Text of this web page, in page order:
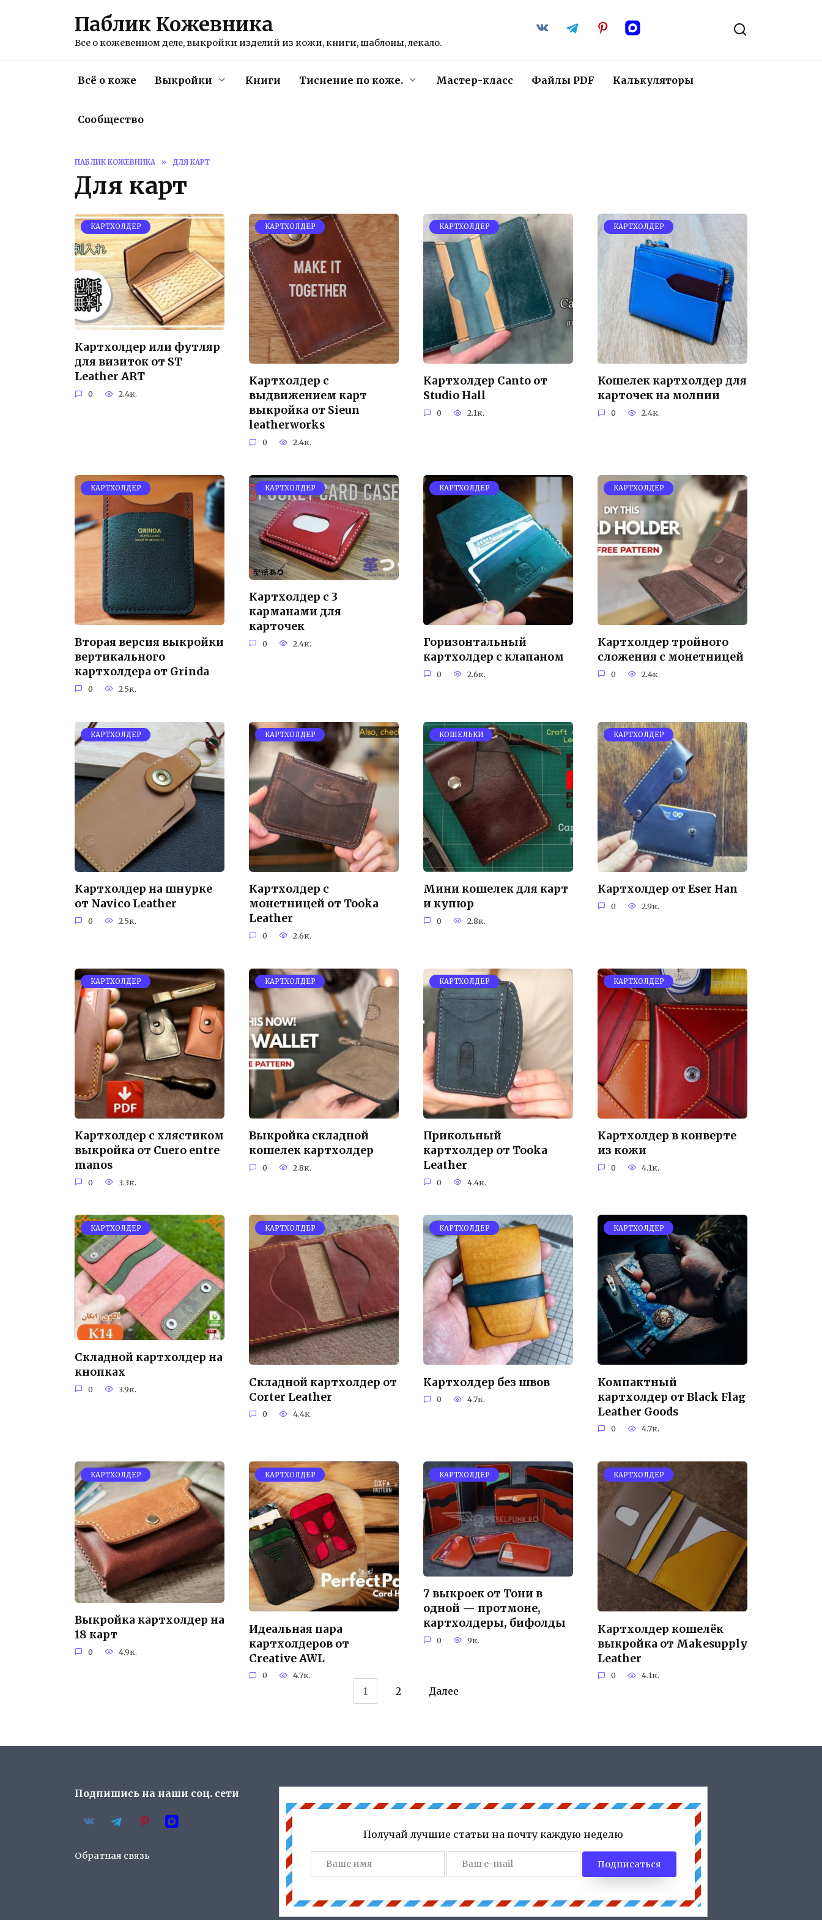
Паблик Кожевника
Все о кожевенном деле, выкройки изделий из кожи, книги, шаблоны, лекало.
Всё о коже Выкройки Книги Тиснение по коже. Мастер-класс Файлы PDF Калькуляторы
Сообщество
ПАБЛИК КОЖЕВНИКА » ДЛЯ КАРТ
Для карт
КАРТХОЛДЕР
Картхолдер или футляр
для визиток от ST
Leather ART
0 2.4к.
КАРТХОЛДЕР
Картхолдер с
выдвижением карт
выкройка от Sieun
leatherworks
0 2.4к.
КАРТХОЛДЕР
Картхолдер Canto от
Studio Hall
0 2.1к.
КАРТХОЛДЕР
Кошелек картхолдер для
карточек на молнии
0 2.4к.
КАРТХОЛДЕР
Вторая версия выкройки
вертикального
картхолдера от Grinda
0 2.5к.
КАРТХОЛДЕР
Картхолдер с 3
карманами для
карточек
0 2.4к.
КАРТХОЛДЕР
Горизонтальный
картхолдер с клапаном
0 2.6к.
КАРТХОЛДЕР
Картхолдер тройного
сложения с монетницей
0 2.4к.
КАРТХОЛДЕР
Картхолдер на шнурке
от Navico Leather
0 2.5к.
КАРТХОЛДЕР
Картхолдер с
монетницей от Tooka
Leather
0 2.6к.
КОШЕЛЬКИ
Мини кошелек для карт
и купюр
0 2.8к.
КАРТХОЛДЕР
Картхолдер от Eser Han
0 2.9к.
КАРТХОЛДЕР
Картхолдер с хлястиком
выкройка от Cuero entre
manos
0 3.3к.
КАРТХОЛДЕР
Выкройка складной
кошелек картхолдер
0 2.8к.
КАРТХОЛДЕР
Прикольный
картхолдер от Tooka
Leather
0 4.4к.
КАРТХОЛДЕР
Картхолдер в конверте
из кожи
0 4.1к.
КАРТХОЛДЕР
Складной картхолдер на
кнопках
0 3.9к.
КАРТХОЛДЕР
Складной картхолдер от
Corter Leather
0 4.4к.
КАРТХОЛДЕР
Картхолдер без швов
0 4.7к.
КАРТХОЛДЕР
Компактный
картхолдер от Black Flag
Leather Goods
0 4.7к.
КАРТХОЛДЕР
Выкройка картхолдер на
18 карт
0 4.9к.
КАРТХОЛДЕР
Идеальная пара
картхолдеров от
Creative AWL
0 4.7к.
КАРТХОЛДЕР
7 выкроек от Тони в
одной — протмоне,
картхолдеры, бифолды
0 9к.
КАРТХОЛДЕР
Картхолдер кошелёк
выкройка от Makesupply
Leather
0 4.1к.
1 2 Далее
Подпишись на наши соц. сети
Обратная связь
Получай лучшие статьи на почту каждую неделю
Подписаться